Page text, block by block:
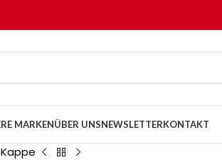
MARKENÜBER UNSNEWSLETTERKONTAKT
Kappe